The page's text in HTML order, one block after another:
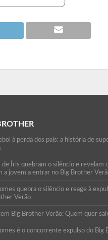
à perda dos pais: a história de
de Íris quebram o silêncio e revelam
a jovem a entrar no Big Brother
quebra o silêncio e reage à
Verão
Big Brother Verão: Quem quer
é o concorrente expulso do Big